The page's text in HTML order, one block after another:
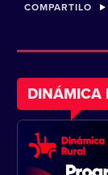
COMPARTILO
DINÁMICA